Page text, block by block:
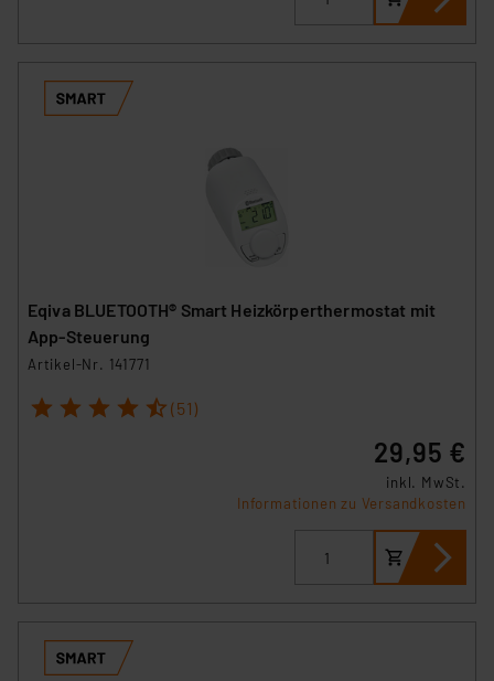
Eqiva BLUETOOTH® Smart Heizkörperthermostat mit
App-Steuerung
Artikel-Nr. 141771
1 2 3 4 5 (51)
29,95 €
inkl. MwSt.
Informationen zu Versandkosten